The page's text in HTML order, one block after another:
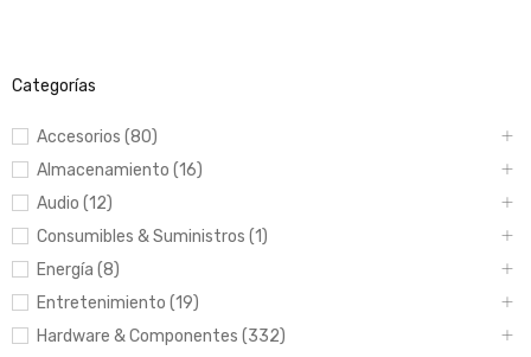
Categorías
Accesorios (80)
Almacenamiento (16)
Audio (12)
Consumibles & Suministros (1)
Energía (8)
Entretenimiento (19)
Hardware & Componentes (332)